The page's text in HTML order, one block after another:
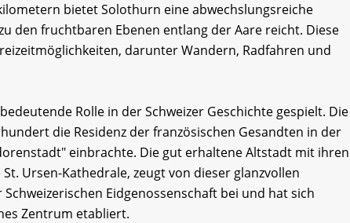
bietet Solothurn eine abwechslungsreiche
den fruchtbaren Ebenen entlang der Aare reicht. Diese
darunter Wandern, Radfahren und
Rolle in der Schweizer Geschichte gespielt. Die
die Residenz der französischen Gesandten in der
einbrachte. Die gut erhaltene Altstadt mit ihren
Ursen-Kathedrale, zeugt von dieser glanzvollen
Eidgenossenschaft bei und hat sich
Zentrum etabliert.